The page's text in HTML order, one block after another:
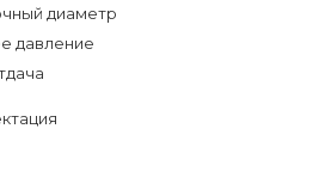
диаметр
давление